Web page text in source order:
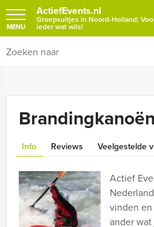
ActiefEvents.nl
Groepsuitjes in Noord-Holland;
ieder wat wils!
MENU
Info Reviews Veelgestelde
Actief
vinden
ander